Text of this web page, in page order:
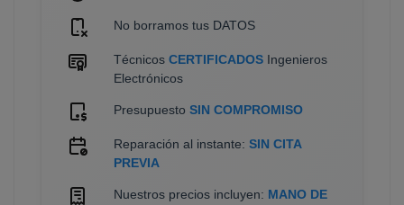
No borramos tus DATOS
Técnicos CERTIFICADOS Ingenieros
Electrónicos
Presupuesto SIN COMPROMISO
Reparación al instante: SIN CITA
PREVIA
Nuestros precios incluyen: MANO DE